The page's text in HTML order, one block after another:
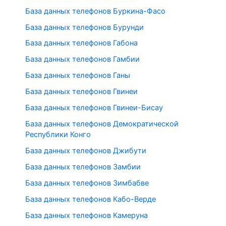
База данных телефонов Буркина-Фасо
База данных телефонов Бурунди
База данных телефонов Габона
База данных телефонов Гамбии
База данных телефонов Ганы
База данных телефонов Гвинеи
База данных телефонов Гвинеи-Бисау
База данных телефонов Демократической
Республики Конго
База данных телефонов Джибути
База данных телефонов Замбии
База данных телефонов Зимбабве
База данных телефонов Кабо-Верде
База данных телефонов Камеруна